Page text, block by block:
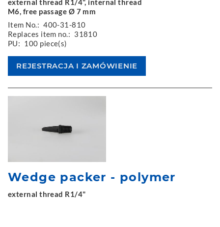
external thread R1/4", internal thread
M6, free passage Ø 7 mm
Item No.: 400-31-810
Replaces item no.: 31810
PU: 100 piece(s)
Wedge packer - polymer
external thread R1/4"